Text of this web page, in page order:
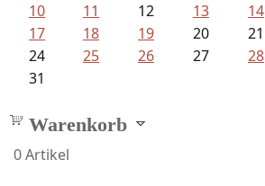
10
11 12 13 14
17
18 19 20 21
24
25 26 27 28
31
Warenkorb
0Artikel